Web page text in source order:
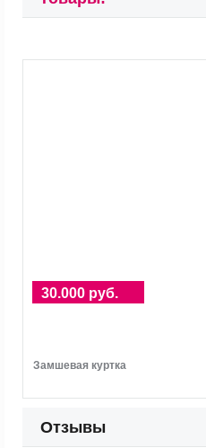
30.000 руб.
Замшевая куртка
Отзывы